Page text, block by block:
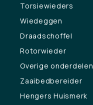
Torsiewieders
Wiedeggen
Draadschoffel
Rotorwieder
Overige onderdelen
Zaaibedbereider
Hengers Huismerk